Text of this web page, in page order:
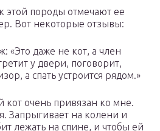
этой породы отмечают ее
Вот некоторые отзывы:
«Это даже не кот, а член
у двери, поговорит,
а спать устроится рядом.»
кот очень привязан ко мне.
Запрыгивает на колени и
лежать на спине, и чтобы ей